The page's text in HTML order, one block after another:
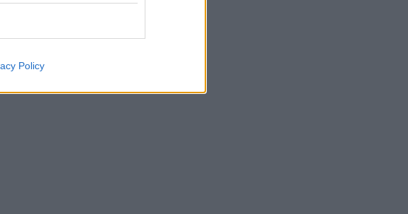
Policy